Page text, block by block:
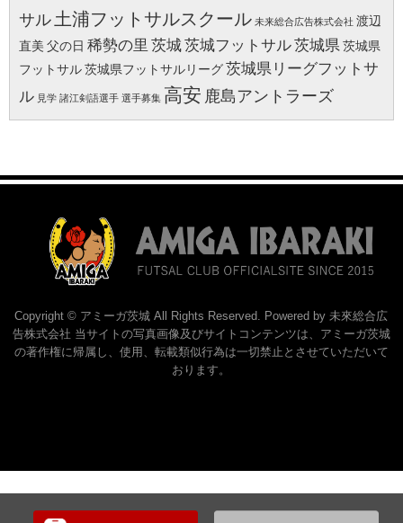
サル 土浦フットサルスクール 未来総合広告株式会社 渡辺
直美 父の日 稀勢の里 茨城茨城フットサル茨城県 茨城県
フットサル茨城県フットサルリーグ茨城県リーグフットサ
ル 見学 諸江剣語選手 選手募集 高安 鹿島アントラーズ
Copyright © アミーガ茨城 All Rights Reserved. Powered by 未來総合広
告株式会社 当サイトの写真画像及びサイトコンテンツは、アミーガ茨城
の著作権に帰属し、使用、転載類似行為は一切禁止とさせていただいて
おります。